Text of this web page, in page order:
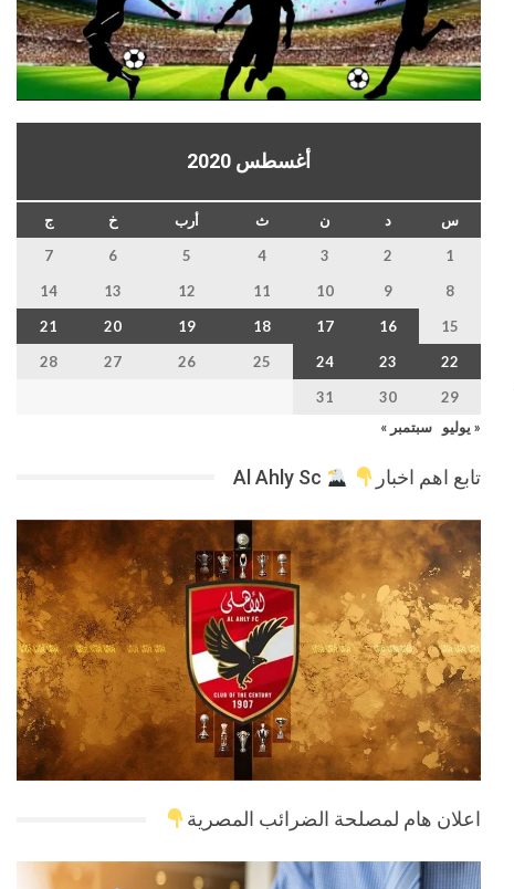
أغسطس 2020
س د ن ث أرب خ
ج
1
2
3
4
5
6
7
8
9
10
11
12
13
14
15
16
17
18
19
20
21
22
23
24
25
26
27
28
29
30
31
« يوليو
سبتمبر »
تابع اهم اخبار
اعلان هام لمصلحة الضرائب المصرية